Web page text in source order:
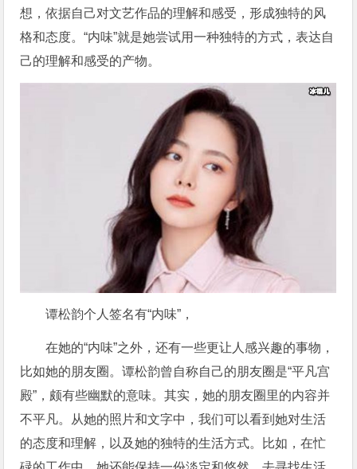
想，依据自己对文艺作品的理解和感受，形成独特的风
格和态度。“内味”就是她尝试用一种独特的方式，表达自
己的理解和感受的产物。
谭松韵个人签名有“内味”，
在她的“内味”之外，还有一些更让人感兴趣的事物，
比如她的朋友圈。谭松韵曾自称自己的朋友圈是“平凡宫
殿”，颇有些幽默的意味。其实，她的朋友圈里的内容并
不平凡。从她的照片和文字中，我们可以看到她对生活
的态度和理解，以及她的独特的生活方式。比如，在忙